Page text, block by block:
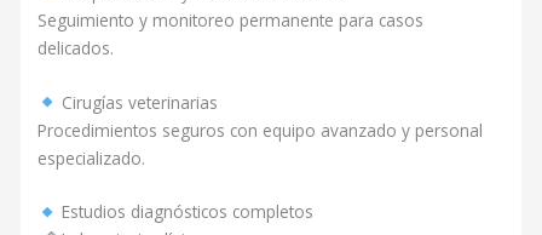
Seguimiento y monitoreo permanente para casos
delicados.
Cirugías veterinarias
Procedimientos seguros con equipo avanzado y personal
especializado.
Estudios diagnósticos completos